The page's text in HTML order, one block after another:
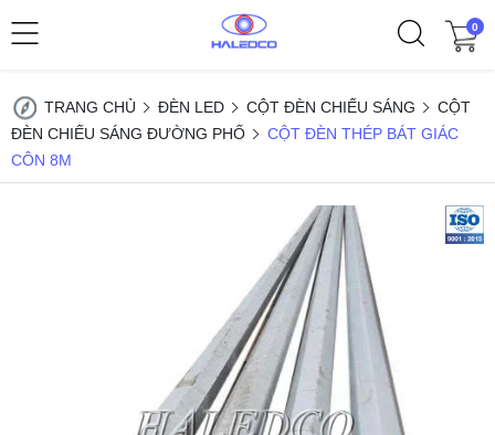
0
TRANG CHỦ ĐÈN LED CỘT ĐÈN CHIẾU SÁNG
CỘT
ĐÈN CHIẾU SÁNG ĐƯỜNG PHỐ
CỘT ĐÈN THÉP BÁT GIÁC
CÔN 8M